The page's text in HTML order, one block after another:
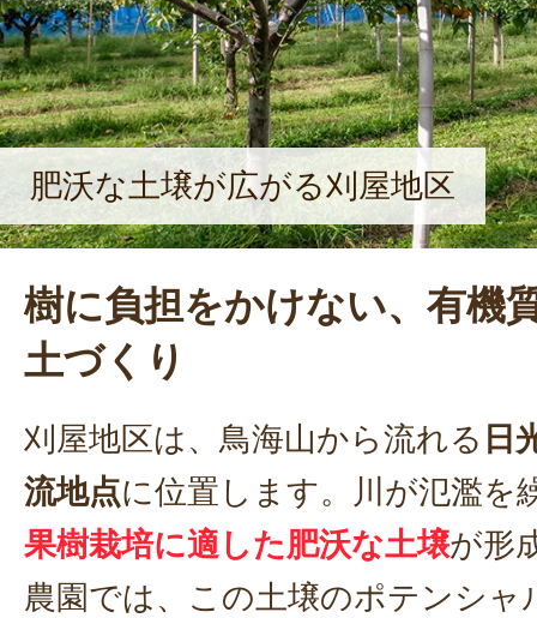
肥沃な土壌が広がる刈屋地区
樹に負担をかけない、有機
土づくり
刈屋地区は、鳥海山から流れる 日
流地点に位置します。川が氾濫を
果樹栽培に適した肥沃な土壌が形
農園では、この土壌のポテンシャ